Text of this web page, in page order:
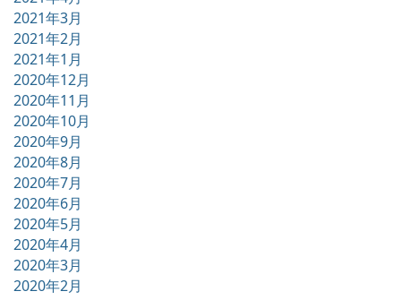
2021年3月
2021年2月
2021年1月
2020年12月
2020年11月
2020年10月
2020年9月
2020年8月
2020年7月
2020年6月
2020年5月
2020年4月
2020年3月
2020年2月